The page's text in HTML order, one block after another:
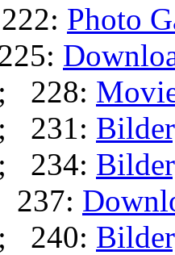
Photo
; 228:
; 231:
; 234:
; 240: